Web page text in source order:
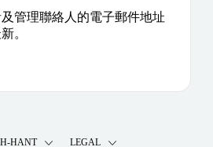
管理聯絡人的電子郵件地址
。
HANT LEGAL